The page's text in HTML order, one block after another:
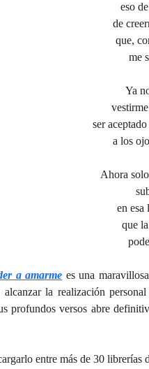
eso
de
que,
me
Ya
ser
a los
Ahora
en esa
que
a amarme es una
alcanzar la realización
profundos versos abre
entre más de 30